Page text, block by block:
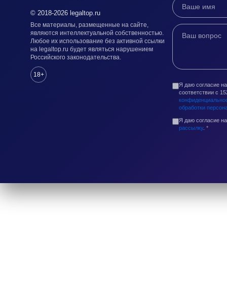
© 2018-2026 legaltop.ru
Все материалы, размещенные на сайте,
являются интеллектуальной собственностью.
Любое их использование без активной ссылки
на legaltop.ru будет являться нарушением
Российского законодательства.
18+
Я даю согласие
соответствии с
обработки
Я даю согласие
рассылку. *